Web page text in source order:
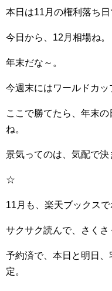
本日は11月の権利落ち日
今日から、12月相場ね。
年末だな～。
今週末にはワールドカッ
ここで勝てたら、年末
ね。
景気ってのは、気配で決
☆
11月も、楽天ブックス
サクサク読んで、さくさ
予約済で、本日と明日
定。